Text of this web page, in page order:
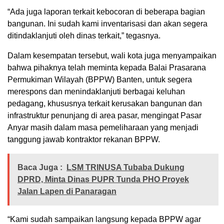
“Ada juga laporan terkait kebocoran di beberapa bagian
bangunan. Ini sudah kami inventarisasi dan akan segera
ditindaklanjuti oleh dinas terkait,” tegasnya.
Dalam kesempatan tersebut, wali kota juga menyampaikan
bahwa pihaknya telah meminta kepada Balai Prasarana
Permukiman Wilayah (BPPW) Banten, untuk segera
merespons dan menindaklanjuti berbagai keluhan
pedagang, khususnya terkait kerusakan bangunan dan
infrastruktur penunjang di area pasar, mengingat Pasar
Anyar masih dalam masa pemeliharaan yang menjadi
tanggung jawab kontraktor rekanan BPPW.
Baca Juga :
LSM TRINUSA Tubaba Dukung
DPRD, Minta Dinas PUPR Tunda PHO Proyek
Jalan Lapen di Panaragan
“Kami sudah sampaikan langsung kepada BPPW agar